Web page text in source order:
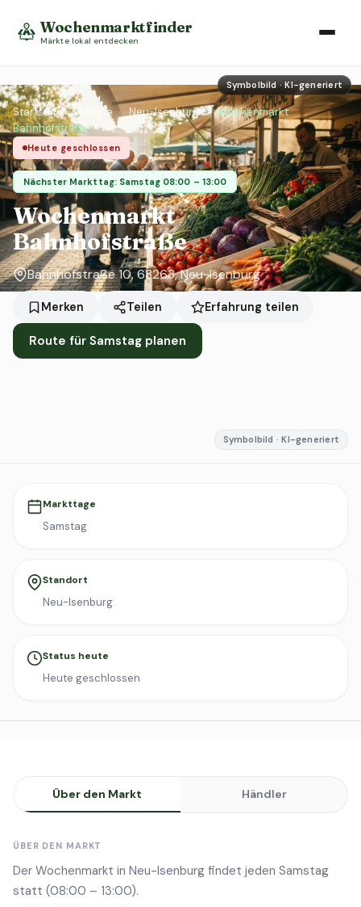
Wochenmarktfinder
Märkte lokal entdecken
Symbolbild · KI-generiert
Startseite › Städte › Neu-Isenburg ›
Wochenmarkt
Bahnhofstraße
Heute geschlossen
Nächster Markttag: Samstag 08:00 – 13:00
Wochenmarkt
Bahnhofstraße
Bahnhofstraße 10, 63263, Neu-Isenburg
Merken Teilen Erfahrung teilen
Route für Samstag planen
Symbolbild · KI-generiert
Markttage
Samstag
Standort
Neu-Isenburg
Status heute
Heute geschlossen
Über den Markt Händler
ÜBER DEN MARKT
Der Wochenmarkt in Neu-Isenburg findet jeden Samstag
statt (08:00 – 13:00).